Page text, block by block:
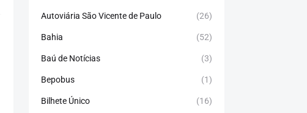
Autoviária São Vicente de Paulo (26)
Bahia (52)
Baú de Notícias (3)
Bepobus (1)
Bilhete Único (16)